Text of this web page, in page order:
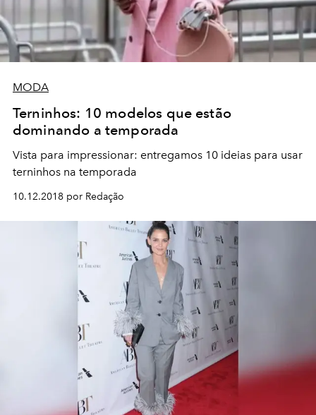
MODA
Terninhos: 10 modelos que estão
dominando a temporada
Vista para impressionar: entregamos 10 ideias para usar
terninhos na temporada
10.12.2018 por Redação